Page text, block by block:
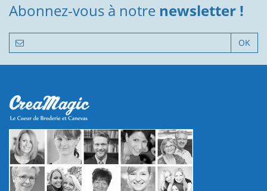
Abonnez-vous à notre newsletter !
OK